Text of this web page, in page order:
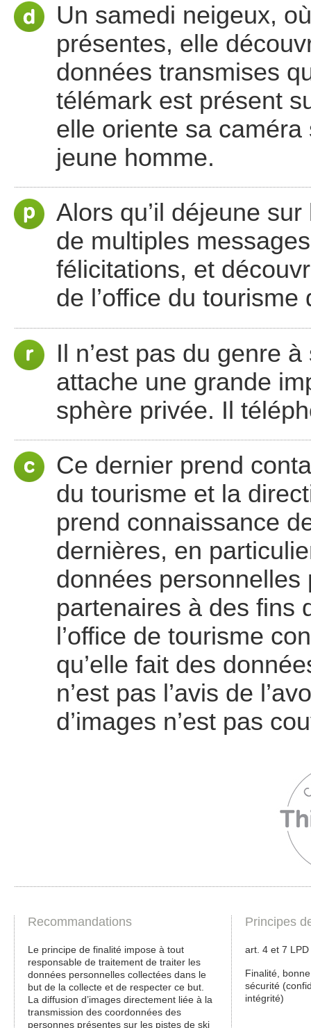
Un samedi neigeux,
présentes, elle
données transmises
télémark est présent
elle oriente sa
jeune homme.
Alors qu’il déjeune
de multiples
félicitations, et
de l’office du
Il n’est pas du genre
attache une grande
sphère privée. Il
Ce dernier prend
du tourisme et la
prend connaissance
dernières, en
données
partenaires à des fins
l’office de tourisme
qu’elle fait des
n’est pas l’avis de
d’images n’est pas
Recommandations
Le principe de finalité impose à tout
responsable de traitement de traiter les
données personnelles collectées dans le
but de la collecte et de respecter ce but.
La diffusion d’images directement liée à la
transmission des coordonnées des
personnes présentes sur les pistes de ski
Principes
art. 4 et 7 LPD
Finalité,
sécurité
intégrité)